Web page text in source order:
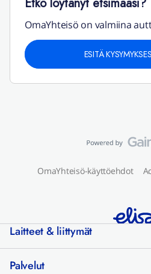
OmaYhteisö on valmiina
ESITÄ
OmaYhteisö-käyttöehdot
Laitteet & liittymät
Palvelut